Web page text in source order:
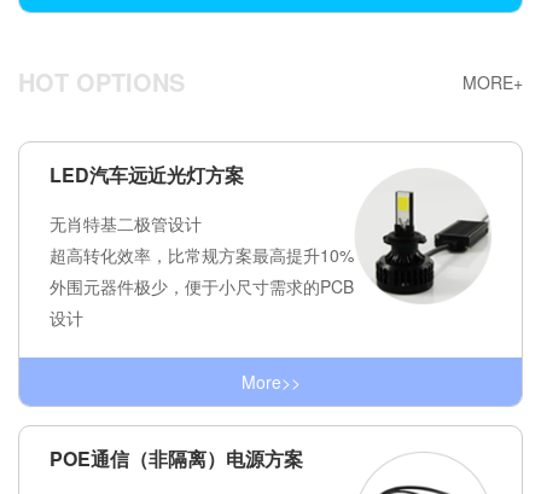
HOT OPTIONS MORE+
LED汽车远近光灯方案
无肖特基二极管设计
超高转化效率，比常规方案最高提升10%
外围元器件极少，便于小尺寸需求的PCB
设计
More>>
POE通信（非隔离）电源方案